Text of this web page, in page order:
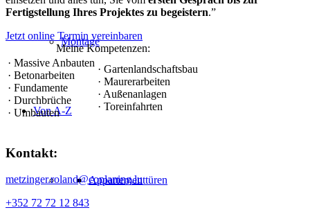
Montage
Von A-Z
Appartementtüren
Fertigstellung Ihres Projektes zu begeistern.”
Jetzt online Termin vereinbaren
Meine Kompetenzen:
· Massive Anbauten
· Betonarbeiten
· Fundamente
· Durchbrüche
· Umbauten
· Gartenlandschaftsbau
· Maurerarbeiten
· Außenanlagen
· Toreinfahrten
Kontakt:
metzinger.roland@coplaning.lu
+352 72 72 12 843